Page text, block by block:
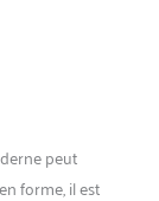
peut
forme, il est